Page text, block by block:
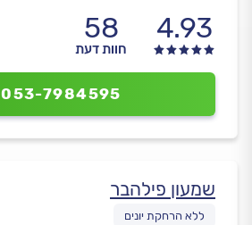
4.93
58
חוות דעת
053-7984595
שמעון פילהבר